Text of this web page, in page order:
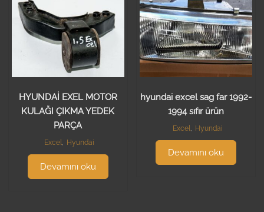
HYUNDAİ EXEL MOTOR
KULAĞI ÇIKMA YEDEK
PARÇA
Excel Hyundai
Devamını oku
hyundai excel sag far 1992-
1994 sıfır ürün
Excel Hyundai
Devamını oku